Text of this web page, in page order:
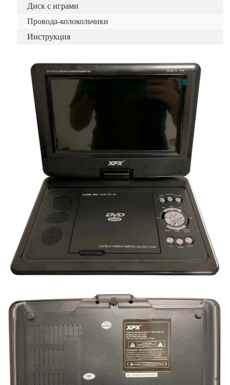
Диск с играми
Провода-колокольчики
Инструкция